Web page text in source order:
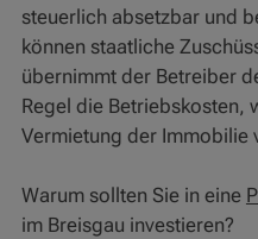
steuerlich absetzbar und
können staatliche
übernimmt der Betreiber
Regel die Betriebskosten,
Vermietung der Immobilie
Warum sollten Sie in eine
im Breisgau investieren?